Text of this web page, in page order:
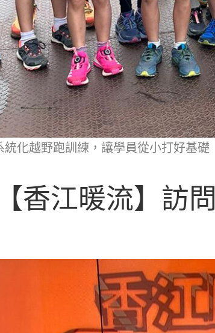
化越野跑訓練，讓學員從小打好基礎
香江暖流】訪問